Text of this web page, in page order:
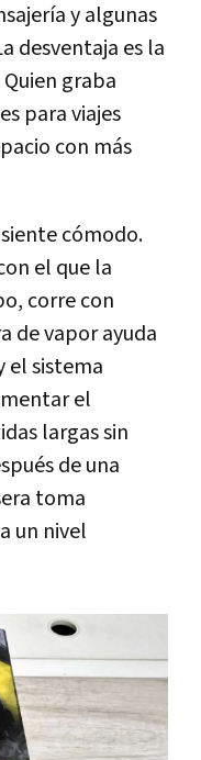
y algunas
desventaja es la
graba
para viajes
con más
cómodo.
el que la
corre con
de vapor ayuda
el sistema
el
largas sin
de una
toma
un nivel